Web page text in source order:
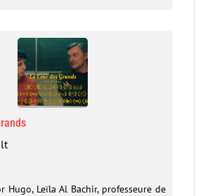
Hugo, Leïla Al Bachir, professeure de